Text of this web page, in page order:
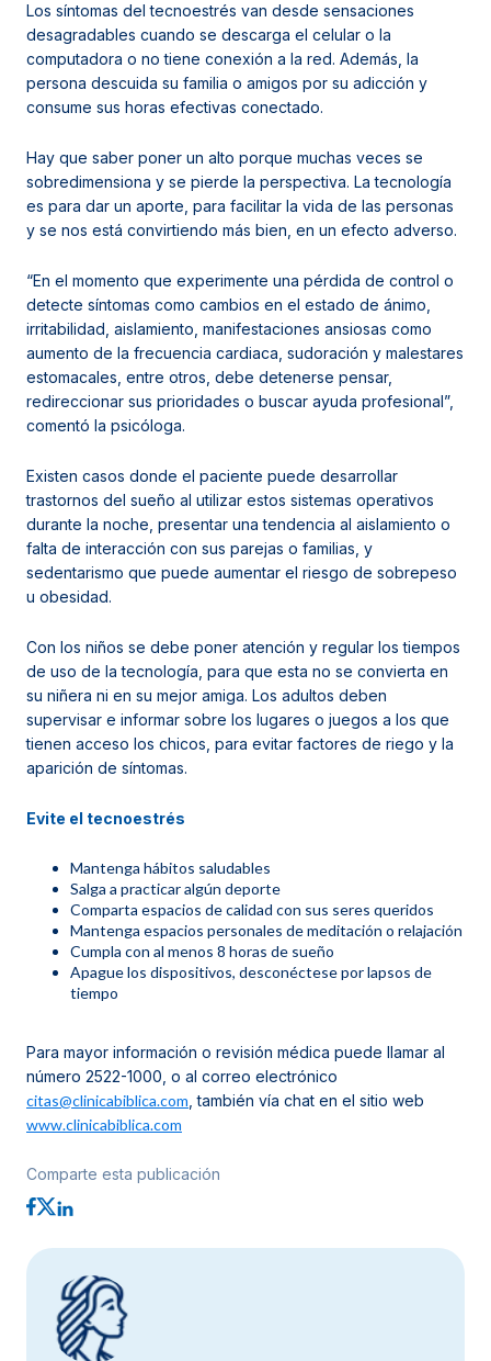
Los síntomas del tecnoestrés van desde sensaciones
desagradables cuando se descarga el celular o la
computadora o no tiene conexión a la red. Además, la
persona descuida su familia o amigos por su adicción y
consume sus horas efectivas conectado.
Hay que saber poner un alto porque muchas veces se
sobredimensiona y se pierde la perspectiva. La tecnología
es para dar un aporte, para facilitar la vida de las personas
y se nos está convirtiendo más bien, en un efecto adverso.
“En el momento que experimente una pérdida de control o
detecte síntomas como cambios en el estado de ánimo,
irritabilidad, aislamiento, manifestaciones ansiosas como
aumento de la frecuencia cardiaca, sudoración y malestares
estomacales, entre otros, debe detenerse pensar,
redireccionar sus prioridades o buscar ayuda profesional”,
comentó la psicóloga.
Existen casos donde el paciente puede desarrollar
trastornos del sueño al utilizar estos sistemas operativos
durante la noche, presentar una tendencia al aislamiento o
falta de interacción con sus parejas o familias, y
sedentarismo que puede aumentar el riesgo de sobrepeso
u obesidad.
Con los niños se debe poner atención y regular los tiempos
de uso de la tecnología, para que esta no se convierta en
su niñera ni en su mejor amiga. Los adultos deben
supervisar e informar sobre los lugares o juegos a los que
tienen acceso los chicos, para evitar factores de riego y la
aparición de síntomas.
Evite el tecnoestrés
Mantenga hábitos saludables
Salga a practicar algún deporte
Comparta espacios de calidad con sus seres queridos
Mantenga espacios personales de meditación o relajación
Cumpla con al menos 8 horas de sueño
Apague los dispositivos, desconéctese por lapsos de
tiempo
Para mayor información o revisión médica puede llamar al
número 2522-1000, o al correo electrónico
citas@clinicabiblica.com , también vía chat en el sitio web
www.clinicabiblica.com
Comparte esta publicación